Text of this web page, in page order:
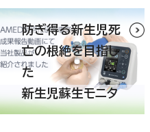
08月06日 決算
07月31日 適時開示
防ぎ得る新生児死
亡の根絶を目指し
た
新生児蘇生モニタ